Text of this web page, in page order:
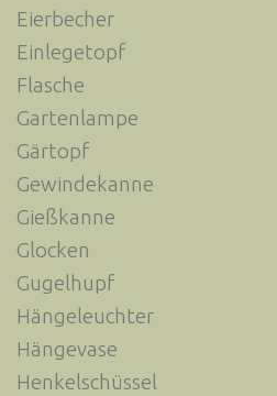
Eierbecher
Einlegetopf
Flasche
Gartenlampe
Gärtopf
Gewindekanne
Gießkanne
Glocken
Gugelhupf
Hängeleuchter
Hängevase
Henkelschüssel